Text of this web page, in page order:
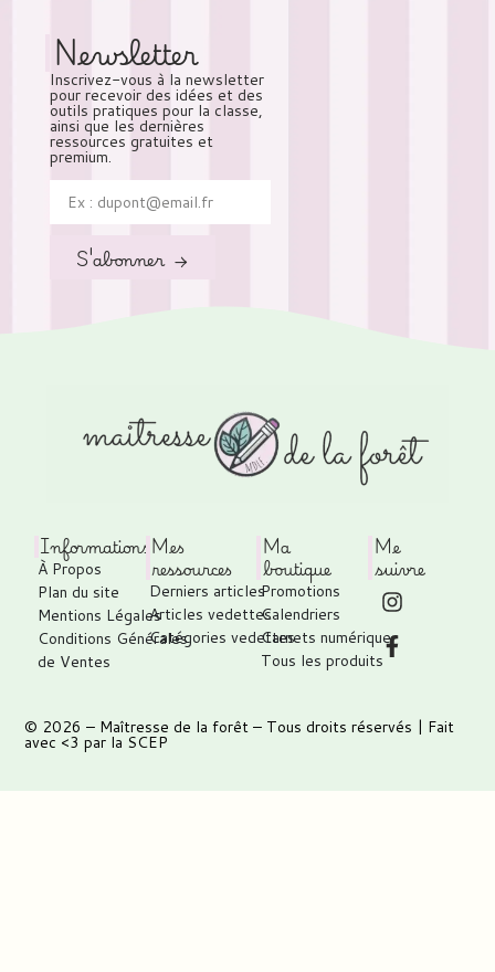
Newsletter
Inscrivez-vous à la newsletter
pour recevoir des idées et des
outils pratiques pour la classe,
ainsi que les dernières
ressources gratuites et
premium.
S'abonner →
Informations
À Propos
Plan du site
Mentions Légales
Conditions Générales
de Ventes
Mes
ressources
Derniers articles
Articles vedettes
Catégories vedettes
Ma
boutique
Promotions
Calendriers
Carnets numérique
Tous les produits
Me
suivre
© 2026 – Maîtresse de la forêt – Tous droits réservés | Fait
avec <3 par la SCEP